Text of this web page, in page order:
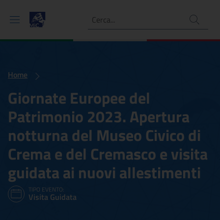
Ricerca
Home
Giornate Europee del
Patrimonio 2023. Apertura
notturna del Museo Civico di
Crema e del Cremasco e visita
guidata ai nuovi allestimenti
TIPO EVENTO:
Visita Guidata